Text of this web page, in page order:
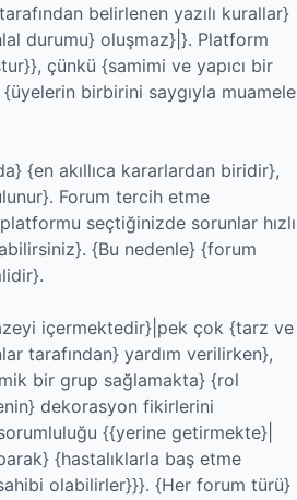
belirlenen yazılı kurallar}
durumu} oluşmaz}|}. Platform
çünkü {samimi ve yapıcı bir
birbirini saygıyla muamele
{en akıllıca kararlardan biridir},
Forum tercih etme
seçtiğinizde sorunlar hızlı
{Bu nedenle} {forum
içermektedir}|pek çok {tarz ve
tarafından} yardım verilirken},
bir grup sağlamakta} {rol
dekorasyon fikirlerini
{{yerine getirmekte}|
{hastalıklarla baş etme
olabilirler}}}. {Her forum türü}